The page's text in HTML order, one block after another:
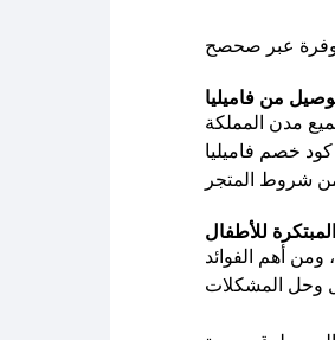
من فاميليا
للأطفال